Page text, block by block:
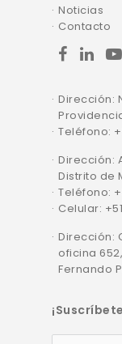
Noticias
Contacto
facebook
linkedin
Dirección:
Teléfono:
Dirección:
Distrito de
Teléfono:
Celular:
Dirección:
oficina
Fernando